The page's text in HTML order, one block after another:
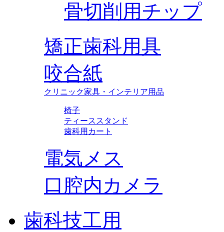
骨切削用チップ
矯正歯科用具
咬合紙
クリニック家具・インテリア用品
椅子
ティーススタンド
歯科用カート
電気メス
口腔内カメラ
歯科技工用